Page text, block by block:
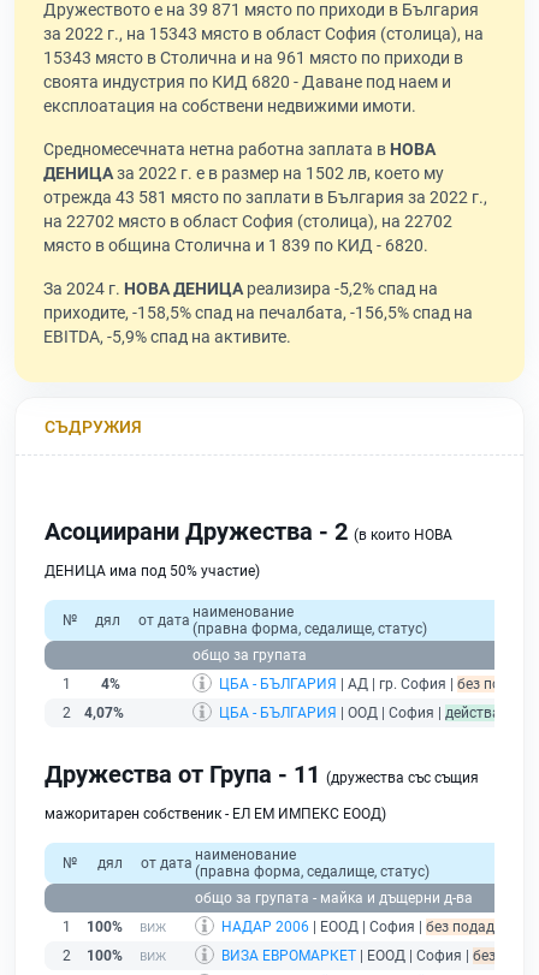
Дружеството е на 39 871 място по приходи в България
за 2022 г., на 15343 място в област София (столица), на
15343 място в Столична и на 961 място по приходи в
своята индустрия по КИД 6820 - Даване под наем и
експлоатация на собствени недвижими имоти.
Средномесечната нетна работна заплата в НОВА
ДЕНИЦАза 2022 г. е в размер на 1502 лв, което му
отрежда 43 581 място по заплати в България за 2022 г.,
на 22702 място в област София (столица), на 22702
място в община Столична и 1 839 по КИД - 6820.
За 2024 г. НОВА ДЕНИЦАреализира -5,2% спад на
приходите, -158,5% спад на печалбата, -156,5% спад на
EBITDA, -5,9% спад на активите.
СЪДРУЖИЯ
Асоциирани Дружества - 2 (в които НОВА
ДЕНИЦА има под 50% участие)
№ дял от дата наименование
(правна форма, седалище, статус)
общо за групата
1
4% ЦБА - БЪЛГАРИЯ | АД | гр. София | без
2
4,07% ЦБА - БЪЛГАРИЯ | ООД | София | действащ
Дружества от Група - 11 (дружества със същия
мажоритарен собственик - ЕЛ ЕМ ИМПЕКС ЕООД)
№ дял от дата наименование
(правна форма, седалище, статус)
общо за групата - майка и дъщерни д-ва
1
100% НАДАР 2006 | ЕООД | София | без подаден
2
100% ВИЗА ЕВРОМАРКЕТ | ЕООД | София | без